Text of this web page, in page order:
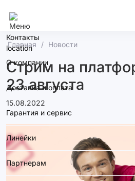
Контакты
О компании
Доставка и оплата
Гарантия и сервис
Линейки
Партнерам
Главная Новости
Стрим на
23 августа
15.08.2022